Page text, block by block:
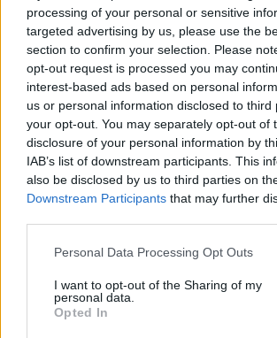
processing of your personal or sensitive
targeted advertising by us, please use the
section to confirm your selection. Please
opt-out request is processed you may
interest-based ads based on personal
us or personal information disclosed to third
your opt-out. You may separately opt-out of
disclosure of your personal information by
IAB’s list of downstream participants. This
also be disclosed by us to third parties on
Downstream Participants that may further
Personal Data Processing Opt Outs
I want to opt-out of the Sharing of my
personal data.
Opted In
Artigo anterior
JMJ: Diocese de Coimbra
recebe 14 mil peregrinos
Projeto
para
ARTIGOS RELACIONADOS